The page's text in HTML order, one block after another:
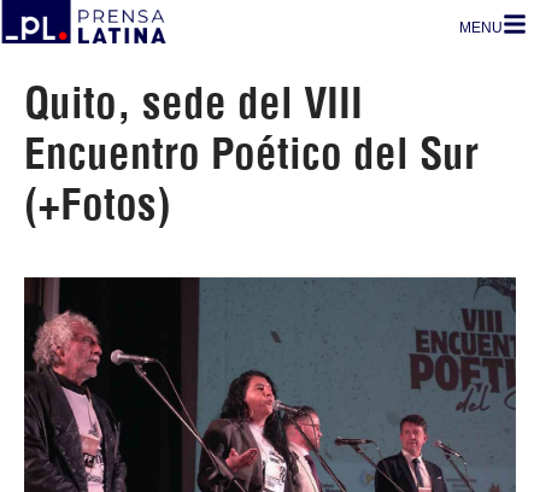
MENU
Quito, sede del VIII
Encuentro Poético del Sur
(+Fotos)